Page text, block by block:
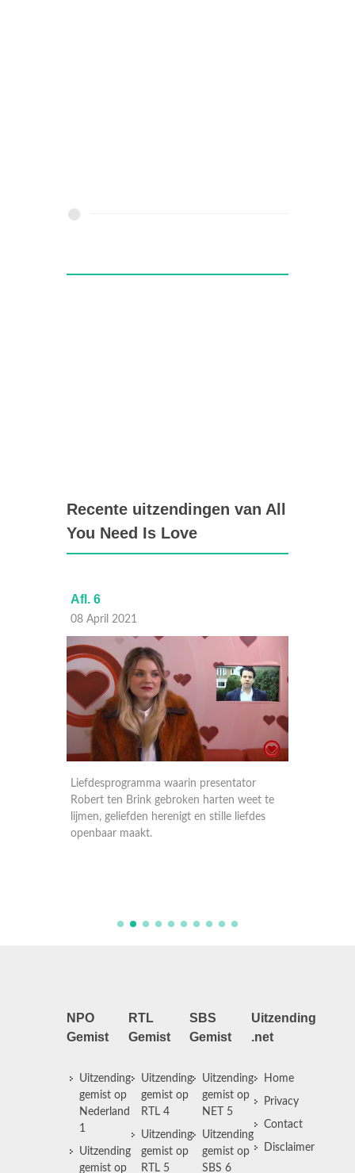
Recente uitzendingen van All
You Need Is Love
Afl. 6
08 April 2021
Liefdesprogramma waarin presentator
Robert ten Brink gebroken harten weet te
lijmen, geliefden herenigt en stille liefdes
openbaar maakt.
NPO
Gemist
Uitzending
gemist op
Nederland
1
Uitzending
gemist op
RTL
Gemist
Uitzending
gemist op
RTL 4
Uitzending
gemist op
RTL 5
SBS
Gemist
Uitzending
gemist op
NET 5
Uitzending
gemist op
SBS 6
Uitzending
.net
Home
Privacy
Contact
Disclaimer